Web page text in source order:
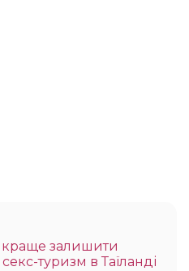
залишити
туризм в Таїланді